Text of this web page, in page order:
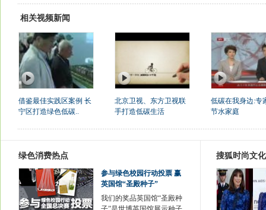
相关视频新闻
借鉴最佳实践区案例 长
宁区打造绿色低碳..
北京卫视、东方卫视联
手打造低碳生活
低碳在我身边:专
节水家庭
绿色消费热点
参与绿色校园行动投票 赢
英国馆“圣殿种子”
我们的奖品英国馆“圣殿种
搜狐时尚文